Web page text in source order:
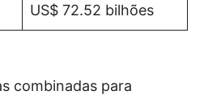
US$ 72.52 bilhões
combinadas para